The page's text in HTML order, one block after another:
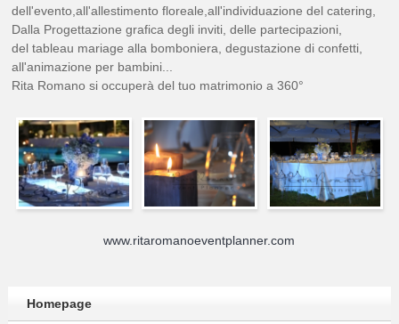
dell'evento,all'allestimento floreale,all'individuazione del catering,
Dalla Progettazione grafica degli inviti, delle partecipazioni,
del tableau mariage alla bomboniera, degustazione di confetti,
all'animazione per bambini...
Rita Romano si occuperà del tuo matrimonio a 360°
www.ritaromanoeventplanner.com
Homepage